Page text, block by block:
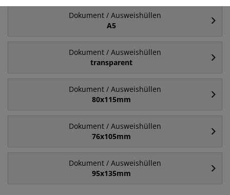
Dokument / Ausweishüllen
A5
Dokument / Ausweishüllen
transparent
Dokument / Ausweishüllen
80x115mm
Dokument / Ausweishüllen
76x105mm
Dokument / Ausweishüllen
95x135mm